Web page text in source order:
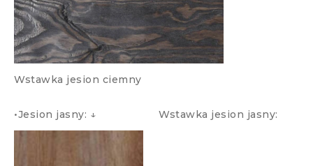
Wstawka jesion ciemny
•Jesion jasny: ↓ Wstawka jesion jasny: